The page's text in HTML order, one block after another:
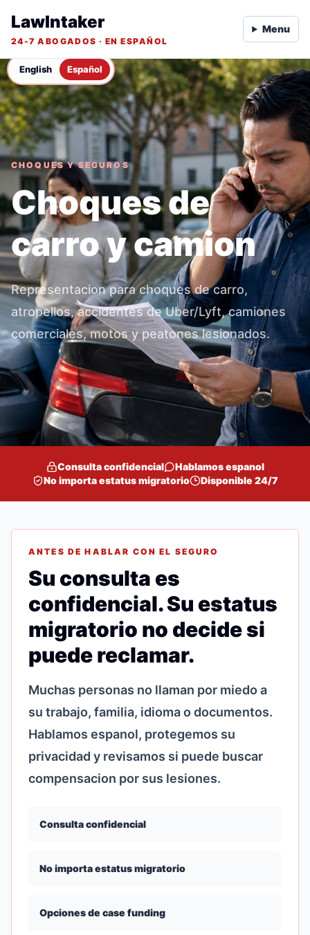
English Español
LawIntaker
24-7 ABOGADOS · EN ESPAÑOL
Menu
CHOQUES Y SEGUROS
Choques de
carro y camion
Representacion para choques de carro,
atropellos, accidentes de Uber/Lyft, camiones
comerciales, motos y peatones lesionados.
Consulta confidencial
Hablamos espanol
No importa estatus migratorio
Disponible 24/7
ANTES DE HABLAR CON EL SEGURO
Su consulta es
confidencial. Su estatus
migratorio no decide si
puede reclamar.
Muchas personas no llaman por miedo a
su trabajo, familia, idioma o documentos.
Hablamos espanol, protegemos su
privacidad y revisamos si puede buscar
compensacion por sus lesiones.
Consulta confidencial
No importa estatus migratorio
Opciones de case funding